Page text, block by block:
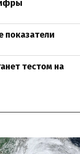
показатели
тестом на